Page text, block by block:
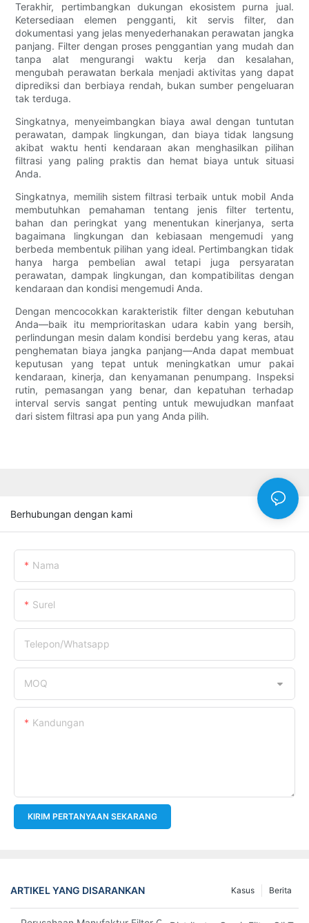
Terakhir, pertimbangkan dukungan ekosistem purna jual.
Ketersediaan elemen pengganti, kit servis filter, dan
dokumentasi yang jelas menyederhanakan perawatan jangka
panjang. Filter dengan proses penggantian yang mudah dan
tanpa alat mengurangi waktu kerja dan kesalahan,
mengubah perawatan berkala menjadi aktivitas yang dapat
diprediksi dan berbiaya rendah, bukan sumber pengeluaran
tak terduga.
Singkatnya, menyeimbangkan biaya awal dengan tuntutan
perawatan, dampak lingkungan, dan biaya tidak langsung
akibat waktu henti kendaraan akan menghasilkan pilihan
filtrasi yang paling praktis dan hemat biaya untuk situasi
Anda.
Singkatnya, memilih sistem filtrasi terbaik untuk mobil Anda
membutuhkan pemahaman tentang jenis filter tertentu,
bahan dan peringkat yang menentukan kinerjanya, serta
bagaimana lingkungan dan kebiasaan mengemudi yang
berbeda membentuk pilihan yang ideal. Pertimbangkan tidak
hanya harga pembelian awal tetapi juga persyaratan
perawatan, dampak lingkungan, dan kompatibilitas dengan
kendaraan dan kondisi mengemudi Anda.
Dengan mencocokkan karakteristik filter dengan kebutuhan
Anda—baik itu memprioritaskan udara kabin yang bersih,
perlindungan mesin dalam kondisi berdebu yang keras, atau
penghematan biaya jangka panjang—Anda dapat membuat
keputusan yang tepat untuk meningkatkan umur pakai
kendaraan, kinerja, dan kenyamanan penumpang. Inspeksi
rutin, pemasangan yang benar, dan kepatuhan terhadap
interval servis sangat penting untuk mewujudkan manfaat
dari sistem filtrasi apa pun yang Anda pilih.
Berhubungan dengan kami
Nama
Surel
Telepon/whatsapp
MOQ
Kandungan
KIRIM PERTANYAAN SEKARANG
ARTIKEL YANG DISARANKAN Berita
Kasus